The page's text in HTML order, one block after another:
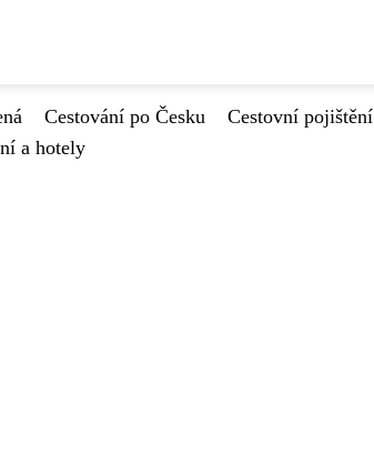
Cestování po Česku Cestovní pojištění
a hotely